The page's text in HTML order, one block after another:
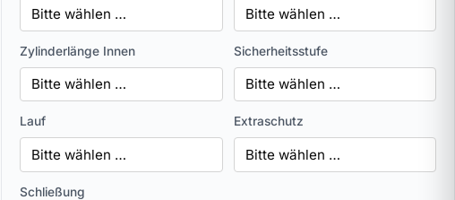
Zylinderlänge Innen Sicherheitsstufe
Lauf Extraschutz
Schließung